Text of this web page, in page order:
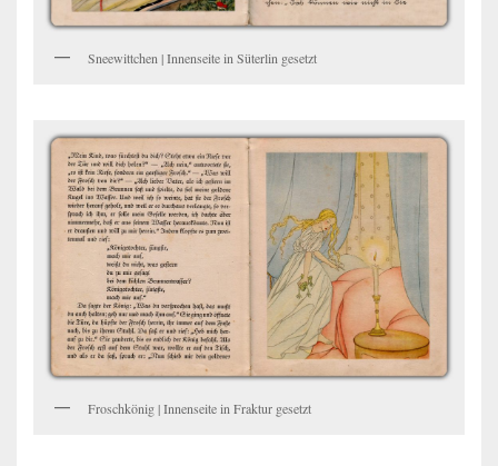
Sneewittchen | Innenseite in Süterlin gesetzt
Froschkönig | Innenseite in Fraktur gesetzt